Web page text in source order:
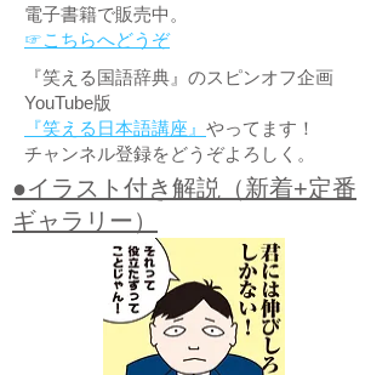
電子書籍で販売中。
☞こちらへどうぞ
『笑える国語辞典』のスピンオフ企画
YouTube版
『笑える日本語講座』 やってます！
チャンネル登録をどうぞよろしく。
●イラスト付き解説（新着+定番
ギャラリー）